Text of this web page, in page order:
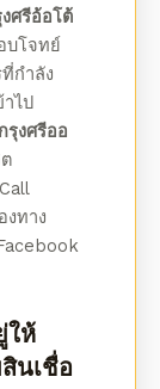
ศรีอ้อโต้
บโจทย์
กำลัง
ไป
กรุงศรีออ
งทาง
ให้
สินเชื่อ